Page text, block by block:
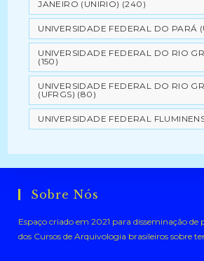
JANEIRO (UNIRIO) (240)
UNIVERSIDADE FEDERAL DO PARÁ
UNIVERSIDADE FEDERAL DO RIO
(150)
UNIVERSIDADE FEDERAL DO RIO
(UFRGS) (80)
UNIVERSIDADE FEDERAL
Sobre Nós
Espaço criado em 2021 para disseminação de
dos Cursos de Arquivologia brasileiros sobre